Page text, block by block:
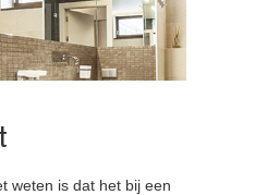
weten is dat het bij een